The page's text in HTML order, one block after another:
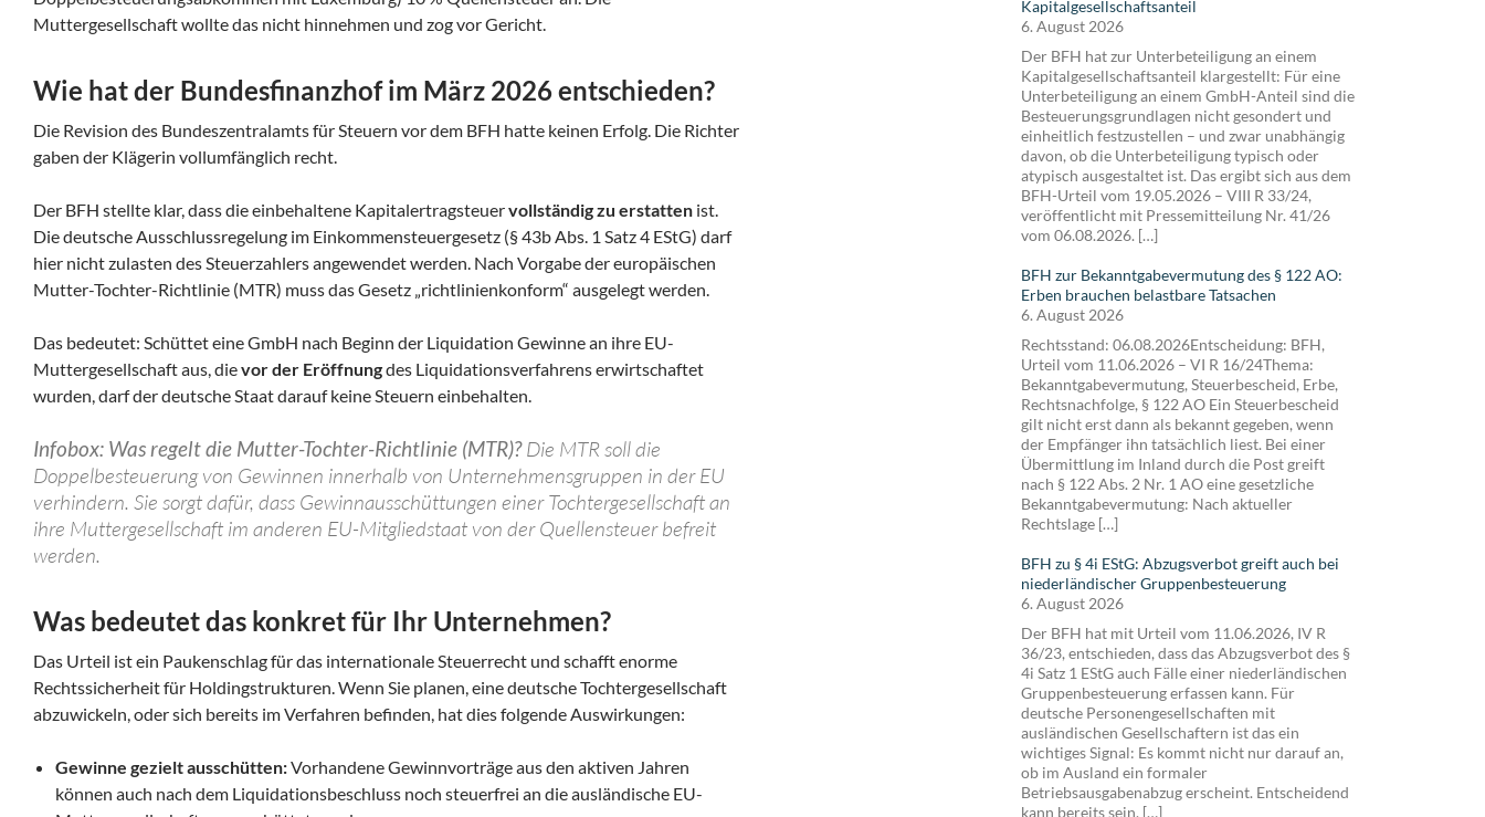
Muttergesellschaft wollte das nicht hinnehmen und zog vor Gericht.
Wie hat der Bundesfinanzhof im März 2026 entschieden?
Die Revision des Bundeszentralamts für Steuern vor dem BFH hatte keinen Erfolg. Die Richter
gaben der Klägerin vollumfänglich recht.
Der BFH stellte klar, dass die einbehaltene Kapitalertragsteuervollständig zu erstatten ist.
Die deutsche Ausschlussregelung im Einkommensteuergesetz (§ 43b Abs. 1 Satz 4 EStG) darf
hier nicht zulasten des Steuerzahlers angewendet werden. Nach Vorgabe der europäischen
Mutter-Tochter-Richtlinie (MTR) muss das Gesetz „richtlinienkonform“ ausgelegt werden.
Das bedeutet: Schüttet eine GmbH nach Beginn der Liquidation Gewinne an ihre EU-
Muttergesellschaft aus, dievor der Eröffnungdes Liquidationsverfahrens erwirtschaftet
wurden, darf der deutsche Staat darauf keine Steuern einbehalten.
Infobox: Was regelt die Mutter-Tochter-Richtlinie (MTR)?Die MTR soll die
Doppelbesteuerung von Gewinnen innerhalb von Unternehmensgruppen in der EU
verhindern. Sie sorgt dafür, dass Gewinnausschüttungen einer Tochtergesellschaft an
ihre Muttergesellschaft im anderen EU-Mitgliedstaat von der Quellensteuer befreit
werden.
Was bedeutet das konkret für Ihr Unternehmen?
Das Urteil ist ein Paukenschlag für das internationale Steuerrecht und schafft enorme
Rechtssicherheit für Holdingstrukturen. Wenn Sie planen, eine deutsche Tochtergesellschaft
abzuwickeln, oder sich bereits im Verfahren befinden, hat dies folgende Auswirkungen:
Gewinne gezielt ausschütten:Vorhandene Gewinnvorträge aus den aktiven Jahren
können auch nach dem Liquidationsbeschluss noch steuerfrei an die ausländische EU-
Kapitalgesellschaftsanteil
6. August 2026
Der BFH hat zur Unterbeteiligung an einem
Kapitalgesellschaftsanteil klargestellt: Für eine
Unterbeteiligung an einem GmbH-Anteil sind die
Besteuerungsgrundlagen nicht gesondert und
einheitlich festzustellen – und zwar unabhängig
davon, ob die Unterbeteiligung typisch oder
atypisch ausgestaltet ist. Das ergibt sich aus dem
BFH-Urteil vom 19.05.2026 – VIII R 33/24,
veröffentlicht mit Pressemitteilung Nr. 41/26
vom 06.08.2026. […]
BFH zur Bekanntgabevermutung des § 122 AO:
Erben brauchen belastbare Tatsachen
6. August 2026
Rechtsstand: 06.08.2026Entscheidung: BFH,
Urteil vom 11.06.2026 – VI R 16/24Thema:
Bekanntgabevermutung, Steuerbescheid, Erbe,
Rechtsnachfolge, § 122 AO Ein Steuerbescheid
gilt nicht erst dann als bekannt gegeben, wenn
der Empfänger ihn tatsächlich liest. Bei einer
Übermittlung im Inland durch die Post greift
nach § 122 Abs. 2 Nr. 1 AO eine gesetzliche
Bekanntgabevermutung: Nach aktueller
Rechtslage […]
BFH zu § 4i EStG: Abzugsverbot greift auch bei
niederländischer Gruppenbesteuerung
6. August 2026
Der BFH hat mit Urteil vom 11.06.2026, IV R
36/23, entschieden, dass das Abzugsverbot des §
4i Satz 1 EStG auch Fälle einer niederländischen
Gruppenbesteuerung erfassen kann. Für
deutsche Personengesellschaften mit
ausländischen Gesellschaftern ist das ein
wichtiges Signal: Es kommt nicht nur darauf an,
ob im Ausland ein formaler
Betriebsausgabenabzug erscheint. Entscheidend
kann bereits sein, […]